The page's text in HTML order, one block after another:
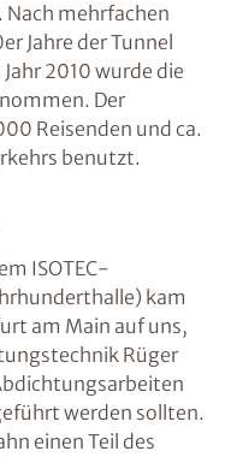
Nach mehrfachen
Jahre der Tunnel
2010 wurde die
Der
Reisenden und ca.
benutzt.
ISOTEC-
kam
am Main auf uns,
Rüger
werden sollten.
einen Teil des